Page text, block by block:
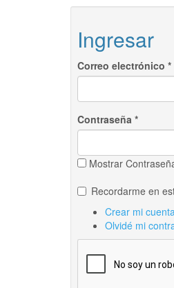
Ingresar
Correo electrónico *
Contraseña *
Mostrar
Recordarme en
Crear mi
Olvidé mi